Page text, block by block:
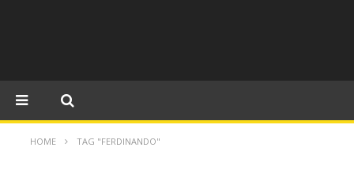
HOME TAG "FERDINANDO"